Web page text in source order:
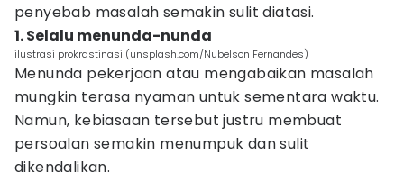
penyebab masalah semakin sulit diatasi.
1. Selalu menunda-nunda
ilustrasi prokrastinasi (unsplash.com/Nubelson Fernandes)
Menunda pekerjaan atau mengabaikan masalah
mungkin terasa nyaman untuk sementara waktu.
Namun, kebiasaan tersebut justru membuat
persoalan semakin menumpuk dan sulit
dikendalikan.